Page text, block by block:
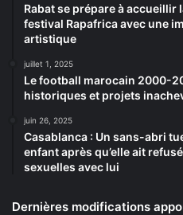
Rabat se prépare à accueillir
festival Rapafrica avec une
artistique
juillet 1, 2025
Le football marocain 2000-
historiques et projets
juin 26, 2025
Casablanca : Un sans-abri
enfant après qu’elle ait
sexuelles avec lui
Dernières modifications